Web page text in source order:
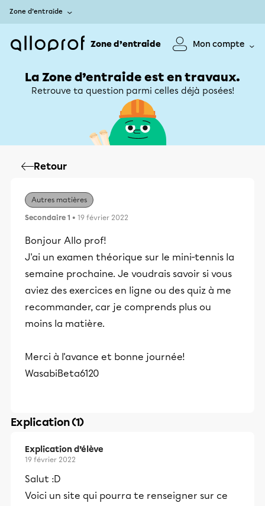
Zone d’entraide
Zone d’entraide Mon compte
La Zone d’entraide est en travaux.
Retrouve ta question parmi celles déjà posées!
Retour
Autres matières
Secondaire 1 • 19 février 2022
Bonjour Allo prof!
J'ai un examen théorique sur le mini-tennis la
semaine prochaine. Je voudrais savoir si vous
aviez des exercices en ligne ou des quiz à me
recommander, car je comprends plus ou
moins la matière.
Merci à l'avance et bonne journée!
WasabiBeta6120
Explication (1)
Explication d’élève
19 février 2022
Salut :D
Voici un site qui pourra te renseigner sur ce